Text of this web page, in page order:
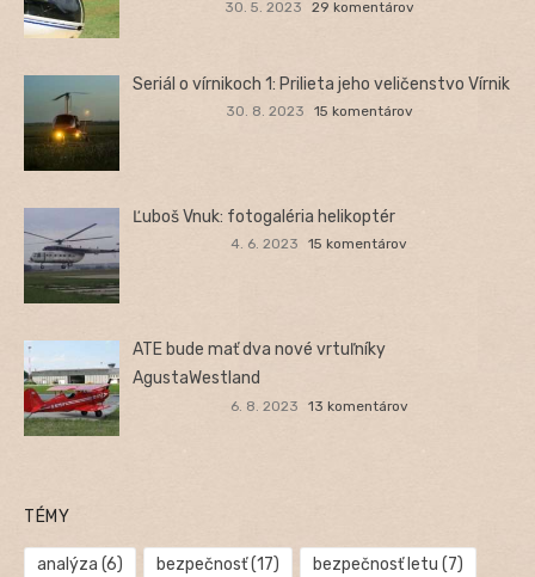
30. 5. 2023 29 komentárov
Seriál o vírnikoch 1: Prilieta jeho veličenstvo Vírnik
30. 8. 2023 15 komentárov
Ľuboš Vnuk: fotogaléria helikoptér
4. 6. 2023 15 komentárov
ATE bude mať dva nové vrtuľníky
AgustaWestland
6. 8. 2023 13 komentárov
TÉMY
analýza (6) bezpečnosť(17) bezpečnosť letu (7)